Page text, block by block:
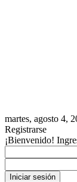
martes, agosto 4,
Registrarse
¡Bienvenido!